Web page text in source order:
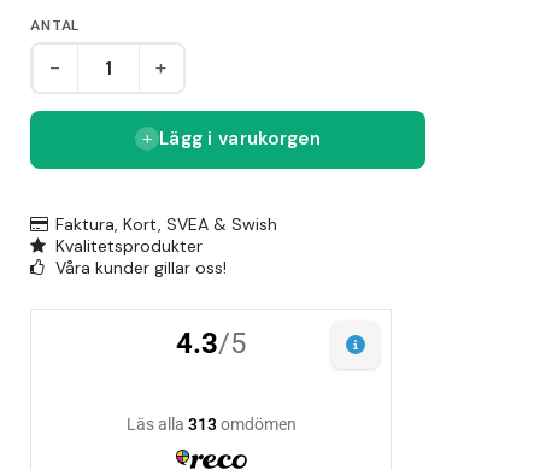
ANTAL
- +
Lägg i varukorgen
Faktura, Kort, SVEA & Swish
Kvalitetsprodukter
Våra kunder gillar oss!